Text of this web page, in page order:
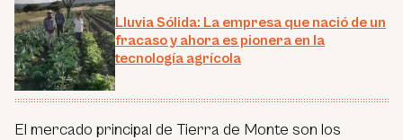
Lluvia Sólida: La empresa que nació de un
fracaso y ahora es pionera en la
tecnología agrícola
El mercado principal de Tierra de Monte son los